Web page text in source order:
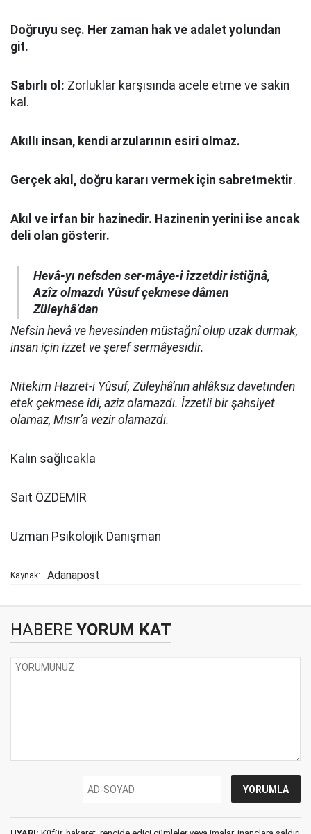
Doğruyu seç. Her zaman hak ve adalet yolundan
git.
Sabırlı ol: Zorluklar karşısında acele etme ve sakin
kal.
Akıllı insan, kendi arzularının esiri olmaz.
Gerçek akıl, doğru kararı vermek için sabretmektir.
Akıl ve irfan bir hazinedir. Hazinenin yerini ise ancak
deli olan gösterir.
Hevâ-yı nefsden ser-mâye-i izzetdir istiğnâ,
Azîz olmazdı Yûsuf çekmese dâmen
Züleyhâ’dan
Nefsin hevâ ve hevesinden müstağnî olup uzak durmak,
insan için izzet ve şeref sermâyesidir.
Nitekim Hazret-i Yûsuf, Züleyhâ’nın ahlâksız davetinden
etek çekmese idi, aziz olamazdı. İzzetli bir şahsiyet
olamaz, Mısır’a vezir olamazdı.
Kalın sağlıcakla
Sait ÖZDEMİR
Uzman Psikolojik Danışman
Kaynak: Adanapost
HABERE YORUM KAT